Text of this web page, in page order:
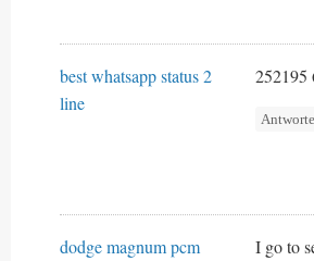
best whatsapp status 2
line
252195
dodge magnum pcm
I go to